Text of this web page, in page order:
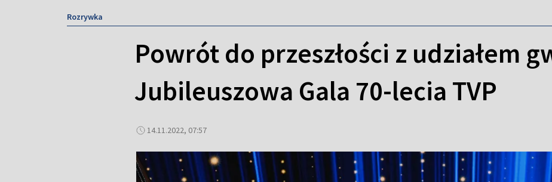
Rozrywka
Powrót do przeszłości z udziałem
Jubileuszowa Gala 70-lecia TVP
14.11.2022, 07:57